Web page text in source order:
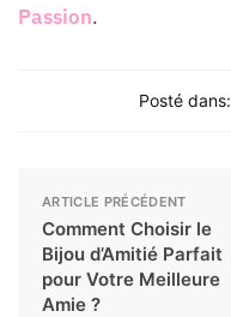
Passion.
Posté dans:
ARTICLE PRÉCÉDENT
Comment Choisir le
Bijou d’Amitié Parfait
pour Votre Meilleure
Amie ?